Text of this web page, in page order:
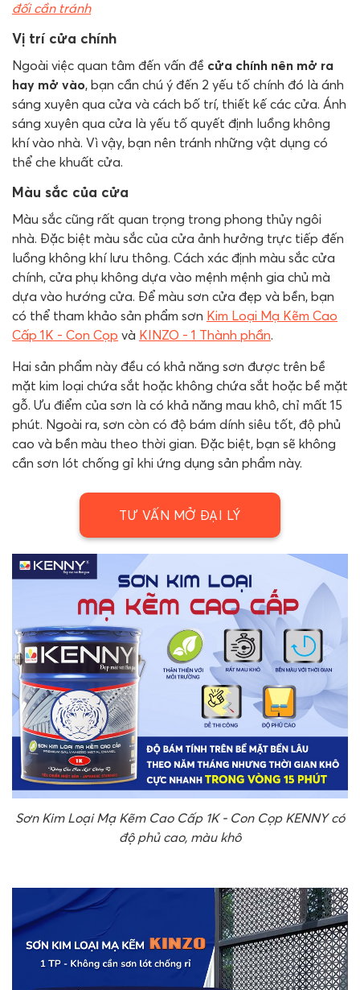
đối cần tránh
Vị trí cửa chính
Ngoài việc quan tâm đến vấn đề cửa chính nên mở ra
hay mở vào, bạn cần chú ý đến 2 yếu tố chính đó là ánh
sáng xuyên qua cửa và cách bố trí, thiết kế các cửa. Ánh
sáng xuyên qua cửa là yếu tố quyết định luồng không
khí vào nhà. Vì vậy, bạn nên tránh những vật dụng có
thể che khuất cửa.
Màu sắc của cửa
Màu sắc cũng rất quan trọng trong phong thủy ngôi
nhà. Đặc biệt màu sắc của cửa ảnh hưởng trực tiếp đến
luồng không khí lưu thông. Cách xác định màu sắc cửa
chính, cửa phụ không dựa vào mệnh mệnh gia chủ mà
dựa vào hướng cửa. Để màu sơn cửa đẹp và bền, bạn
có thể tham khảo sản phẩm sơn Kim Loại Mạ Kẽm Cao
Cấp 1K - Con Cọp và KINZO - 1 Thành phần.
Hai sản phẩm này đều có khả năng sơn được trên bề
mặt kim loại chứa sắt hoặc không chứa sắt hoặc bề mặt
gỗ. Ưu điểm của sơn là có khả năng mau khô, chỉ mất 15
phút. Ngoài ra, sơn còn có độ bám dính siêu tốt, độ phủ
cao và bền màu theo thời gian. Đặc biệt, bạn sẽ không
cần sơn lót chống gỉ khi ứng dụng sản phẩm này.
TƯ VẤN MỞ ĐẠI LÝ
Sơn Kim Loại Mạ Kẽm Cao Cấp 1K - Con Cọp KENNY có
độ phủ cao, màu khô